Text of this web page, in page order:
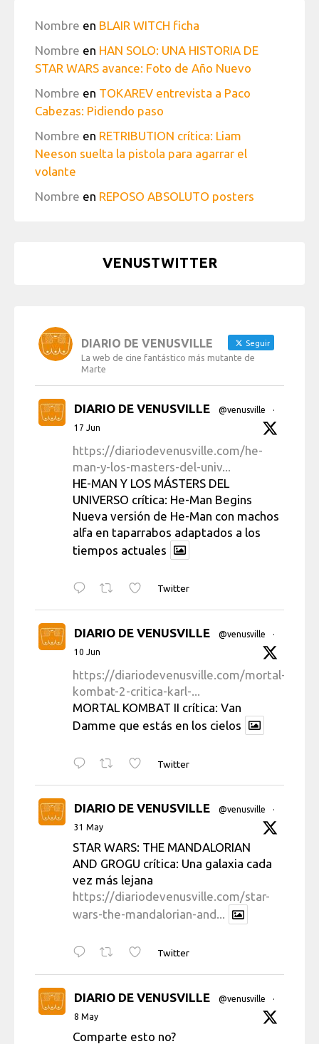
Nombre en BLAIR WITCH ficha
Nombre en HAN SOLO: UNA HISTORIA DE
STAR WARS avance: Foto de Año Nuevo
Nombre en TOKAREV entrevista a Paco
Cabezas: Pidiendo paso
Nombre en RETRIBUTION crítica: Liam
Neeson suelta la pistola para agarrar el
volante
Nombre en REPOSO ABSOLUTO posters
VENUSTWITTER
DIARIO DE VENUSVILLE Seguir
La web de cine fantástico más mutante de
Marte
DIARIO DE VENUSVILLE @venusville
·
17 Jun
https://diariodevenusville.com/he-
man-y-los-masters-del-univ...
HE-MAN Y LOS MÁSTERS DEL
UNIVERSO crítica: He-Man Begins
Nueva versión de He-Man con machos
alfa en taparrabos adaptados a los
tiempos actuales
Twitter
DIARIO DE VENUSVILLE @venusville
·
10 Jun
https://diariodevenusville.com/mortal-
kombat-2-critica-karl-...
MORTAL KOMBAT II crítica: Van
Damme que estás en los cielos
Twitter
DIARIO DE VENUSVILLE @venusville
·
31 May
STAR WARS: THE MANDALORIAN
AND GROGU crítica: Una galaxia cada
vez más lejana
https://diariodevenusville.com/star-
wars-the-mandalorian-and...
Twitter
DIARIO DE VENUSVILLE @venusville
·
8 May
Comparte esto no?